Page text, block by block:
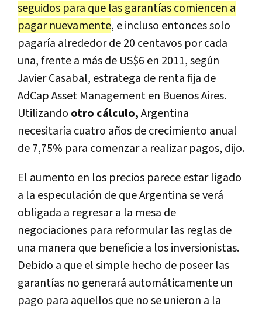
seguidos para que las garantías comiencen a
pagar nuevamente, e incluso entonces solo
pagaría alrededor de 20 centavos por cada
una, frente a más de US$6 en 2011, según
Javier Casabal, estratega de renta fija de
AdCap Asset Management en Buenos Aires.
Utilizando otro cálculo,Argentina
necesitaría cuatro años de crecimiento anual
de 7,75% para comenzar a realizar pagos, dijo.
El aumento en los precios parece estar ligado
a la especulación de que Argentina se verá
obligada a regresar a la mesa de
negociaciones para reformular las reglas de
una manera que beneficie a los inversionistas.
Debido a que el simple hecho de poseer las
garantías no generará automáticamente un
pago para aquellos que no se unieron a la